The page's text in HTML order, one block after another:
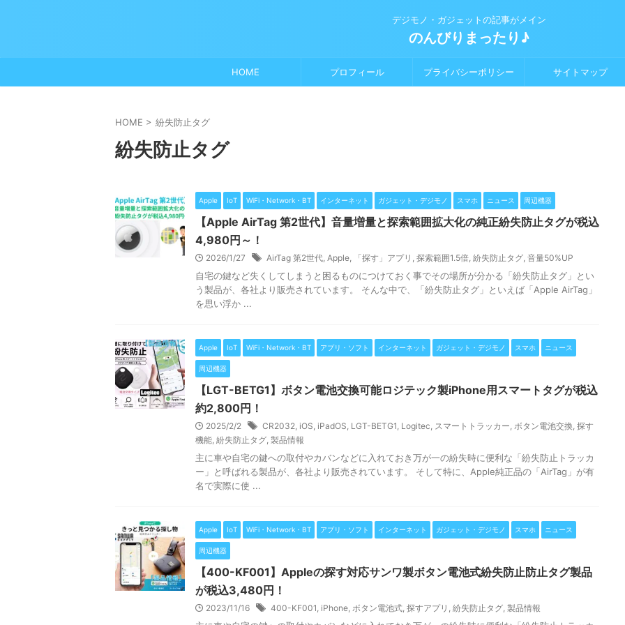
デジモノ・ガジェットの記事がメイン
のんびりまったり♪
HOME プロフィール プライバシーポリシー サイトマップ
HOME > 紛失防止タグ
紛失防止タグ
Apple IoT WiFi・Network・BT インターネット ガジェット・デジモノ スマホ ニュース 周辺機器
【Apple AirTag 第2世代】音量増量と探索範囲拡大化の純正紛失防止タグが税込
4,980円～！
2026/1/27 AirTag 第2世代, Apple, 「探す」アプリ , 探索範囲1.5倍, 紛失防止タグ, 音量50%UP
自宅の鍵など失くしてしまうと困るものにつけておく事でその場所が分かる「紛失防止タグ」とい
う製品が、各社より販売されています。 そんな中で、「紛失防止タグ」といえば「Apple AirTag」
を思い浮か ...
Apple IoT WiFi・Network・BT アプリ・ソフト インターネット ガジェット・デジモノ スマホ ニュース
周辺機器
【LGT-BETG1】ボタン電池交換可能ロジテック製iPhone用スマートタグが税込
約2,800円！
2025/2/2 CR2032, iOS, iPadOS, LGT-BETG1, Logitec, スマートトラッカー, ボタン電池交換, 探す
機能, 紛失防止タグ, 製品情報
主に車や自宅の鍵への取付やカバンなどに入れておき万が一の紛失時に便利な「紛失防止トラッカ
ー」と呼ばれる製品が、各社より販売されています。 そして特に、Apple純正品の「AirTag」が有
名で実際に使 ...
Apple IoT WiFi・Network・BT アプリ・ソフト インターネット ガジェット・デジモノ スマホ ニュース
周辺機器
【400-KF001】Appleの探す対応サンワ製ボタン電池式紛失防止防止タグ製品
が税込3,480円！
2023/11/16 400-KF001, iPhone, ボタン電池式, 探すアプリ , 紛失防止タグ, 製品情報